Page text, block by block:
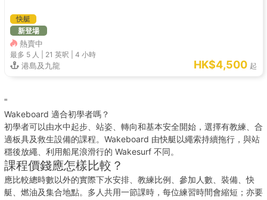
快艇
新登場
熱賣中
最多 5 人 | 21 英呎 |4 小時
港島及九龍 HK$4,500 起
"
Wakeboard 適合初學者嗎？
初學者可以由水中起步、站姿、轉向和基本安全開始，選擇有教練、合
適板具及救生設備的課程。Wakeboard 由快艇以繩索持續拖行，與站
穩後放繩、利用船尾浪滑行的 Wakesurf 不同。
課程價錢應怎樣比較？
應比較總時數以外的實際下水安排、教練比例、參加人數、裝備、快
艇、燃油及集合地點。多人共用一節課時，每位練習時間會縮短；亦要